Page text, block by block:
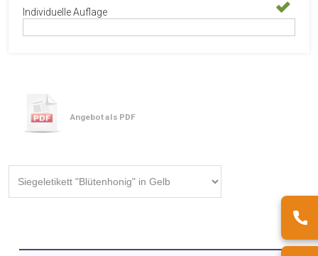
Individuelle Auflage
Angebot als PDF